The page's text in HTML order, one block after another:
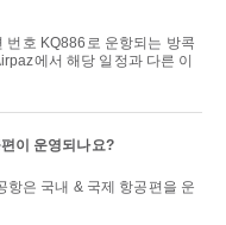
에서 해당 일정과 다른 이
이 운영되나요?